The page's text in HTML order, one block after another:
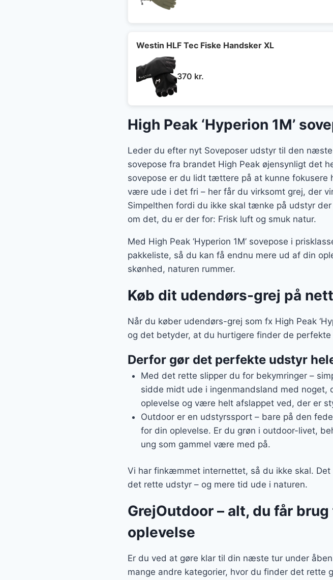
Westin HLF Tec Fiske Handsker XL
370 kr.
High Peak ‘Hyperion 1M’
Leder du efter nyt Soveposer udstyr til den næste
sovepose fra brandet High Peak øjensynligt det
sovepose er du lidt tættere på at kunne
være ude i det fri – her får du virksomt grej, der
Simpelthen fordi du ikke skal tænke på udstyr
om det, du er der for: Frisk luft og smuk natur.
Med High Peak ‘Hyperion 1M’ sovepose i
pakkeliste, så du kan få endnu mere ud af din
skønhed, naturen rummer.
Køb dit udendørs-grej på
Når du køber udendørs-grej som fx High Peak
og det betyder, at du hurtigere finder de
Derfor gør det perfekte udstyr
Med det rette slipper du for bekymringer –
sidde midt ude i ingenmandsland med
oplevelse og være helt afslappet ved, der er
Outdoor er en udstyrssport – bare på den
for din oplevelse. Er du grøn i outdoor-livet,
ung som gammel være med på.
Vi har finkæmmet internettet, så du ikke skal.
det rette udstyr – og mere tid ude i naturen.
GrejOutdoor – alt, du får
oplevelse
Er du ved at gøre klar til din næste tur under
mange andre kategorier, hvor du finder det